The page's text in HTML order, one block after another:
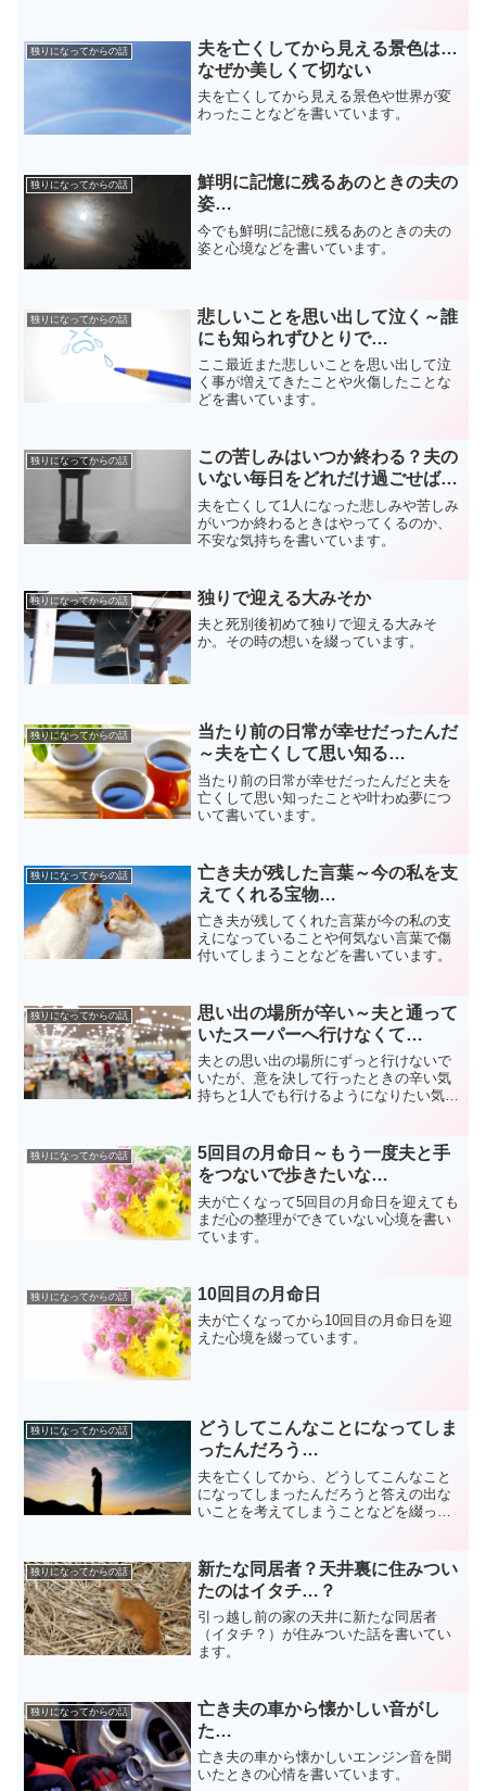
独りになってからの話
夫を亡くしてから見える景色は…
なぜか美しくて切ない
夫を亡くしてから見える景色や世界が変
わったことなどを書いています。
独りになってからの話
鮮明に記憶に残るあのときの夫の
姿…
今でも鮮明に記憶に残るあのときの夫の
姿と心境などを書いています。
独りになってからの話
悲しいことを思い出して泣く～誰
にも知られずひとりで…
ここ最近また悲しいことを思い出して泣
く事が増えてきたことや火傷したことな
どを書いています。
独りになってからの話
この苦しみはいつか終わる？夫の
いない毎日をどれだけ過ごせば…
夫を亡くして1人になった悲しみや苦しみ
がいつか終わるときはやってくるのか、
不安な気持ちを書いています。
独りになってからの話 独りで迎える大みそか
夫と死別後初めて独りで迎える大みそ
か。その時の想いを綴っています。
独りになってからの話
当たり前の日常が幸せだったんだ
～夫を亡くして思い知る…
当たり前の日常が幸せだったんだと夫を
亡くして思い知ったことや叶わぬ夢につ
いて書いています。
独りになってからの話
亡き夫が残した言葉～今の私を支
えてくれる宝物…
亡き夫が残してくれた言葉が今の私の支
えになっていることや何気ない言葉で傷
付いてしまうことなどを書いています。
独りになってからの話
思い出の場所が辛い～夫と通って
いたスーパーへ行けなくて…
夫との思い出の場所にずっと行けないで
いたが、意を決して行ったときの辛い気
持ちと1人でも行けるようになりたい気持
独りになってからの話
5回目の月命日～もう一度夫と手
をつないで歩きたいな…
夫が亡くなって5回目の月命日を迎えても
まだ心の整理ができていない心境を書い
ています。
独りになってからの話 10回目の月命日
夫が亡くなってから10回目の月命日を迎
えた心境を綴っています。
独りになってからの話
どうしてこんなことになってしま
ったんだろう…
夫を亡くしてから、どうしてこんなこと
になってしまったんだろうと答えの出な
いことを考えてしまうことなどを綴って
独りになってからの話
新たな同居者？天井裏に住みつい
たのはイタチ…？
引っ越し前の家の天井に新たな同居者
（イタチ？）が住みついた話を書いてい
ます。
独りになってからの話
亡き夫の車から懐かしい音がし
た…
亡き夫の車から懐かしいエンジン音を聞
いたときの心情を書いています。